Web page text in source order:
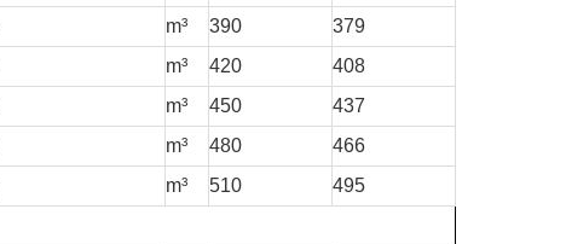
m³ 390
379
m³ 420
408
m³ 450
437
m³ 480
466
m³ 510
495